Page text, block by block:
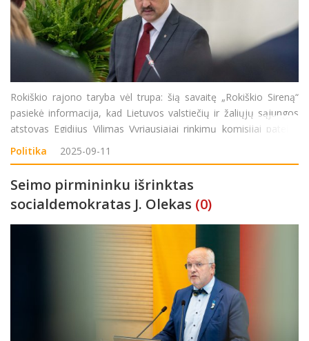
Rokiškio rajono taryba vėl trupa: šią savaitę „Rokiškio Sireną“
pasiekė informacija, kad Lietuvos valstiečių ir žaliųjų sąjungos
atstovas Egidijus Vilimas Vyriausiajai rinkimų komisijai pateikė
prašymą nutraukti jo, kaip rajono tarybos nario, įgaliojimus.
Politika 2025-09-11
Seimo pirmininku išrinktas
socialdemokratas J. Olekas (0)